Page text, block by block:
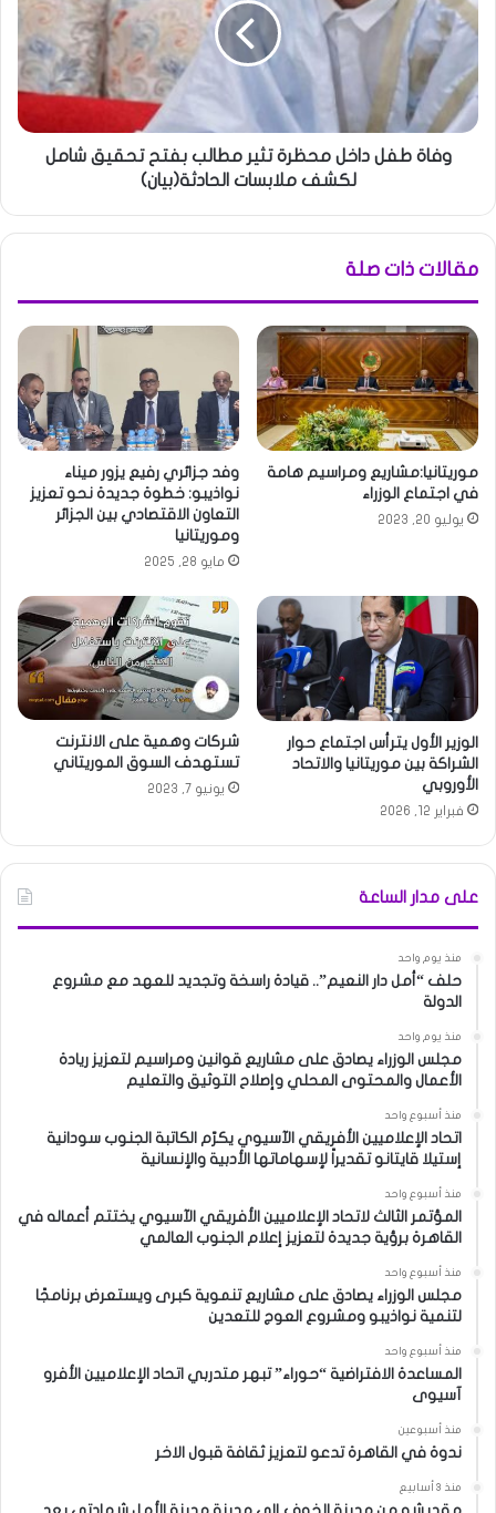
وفاة طفل داخل محظرة تثير مطالب بفتح تحقيق شامل
لكشف ملابسات الحادثة(بيان)
مقالات ذات صلة
موريتانيا:مشاريع ومراسيم هامة
في اجتماع الوزراء
يوليو 20, 2023
وفد جزائري رفيع يزور ميناء
نواذيبو: خطوة جديدة نحو تعزيز
التعاون الاقتصادي بين الجزائر
وموريتانيا
مايو 28, 2025
الوزير الأول يترأس اجتماع حوار
الشراكة بين موريتانيا والاتحاد
الأوروبي
فبراير 12, 2026
شركات وهمية على الانترنت
تستهدف السوق الموريتاني
يونيو 7, 2023
على مدار الساعة
منذ يوم واحد
حلف “أمل دار النعيم”.. قيادة راسخة وتجديد للعهد مع مشروع
الدولة
منذ يوم واحد
مجلس الوزراء يصادق على مشاريع قوانين ومراسيم لتعزيز ريادة
الأعمال والمحتوى المحلي وإصلاح التوثيق والتعليم
منذ أسبوع واحد
اتحاد الإعلاميين الأفريقي الآسيوي يكرّم الكاتبة الجنوب سودانية
إستيلا قايتانو تقديراً لإسهاماتها الأدبية والإنسانية
منذ أسبوع واحد
المؤتمر الثالث لاتحاد الإعلاميين الأفريقي الآسيوي يختتم أعماله في
القاهرة برؤية جديدة لتعزيز إعلام الجنوب العالمي
منذ أسبوع واحد
مجلس الوزراء يصادق على مشاريع تنموية كبرى ويستعرض برنامجًا
لتنمية نواذيبو ومشروع العوج للتعدين
منذ أسبوع واحد
المساعدة الافتراضية “حوراء” تبهر متدربي اتحاد الإعلاميين الأفرو
آسيوى
منذ أسبوعين
ندوة في القاهرة تدعو لتعزيز ثقافة قبول الاخر
منذ 3 أسابيع